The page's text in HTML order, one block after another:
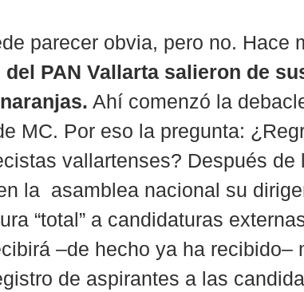
parecer obvia, pero no. Hace
PAN Vallarta salieron de
Ahí comenzó la
MC. Por eso la pregunta:
vallartenses? Después de
la  asamblea nacional su
“total” a candidaturas
–de hecho ya ha recibido–
de aspirantes a las